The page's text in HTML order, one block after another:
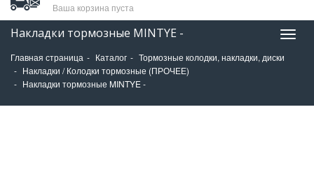
Ваша корзина пуста
Накладки тормозные MINTYE -
Главная страница Каталог
Тормозные колодки, накладки, диски
Накладки / Колодки тормозные (ПРОЧЕЕ)
Накладки тормозные MINTYE -